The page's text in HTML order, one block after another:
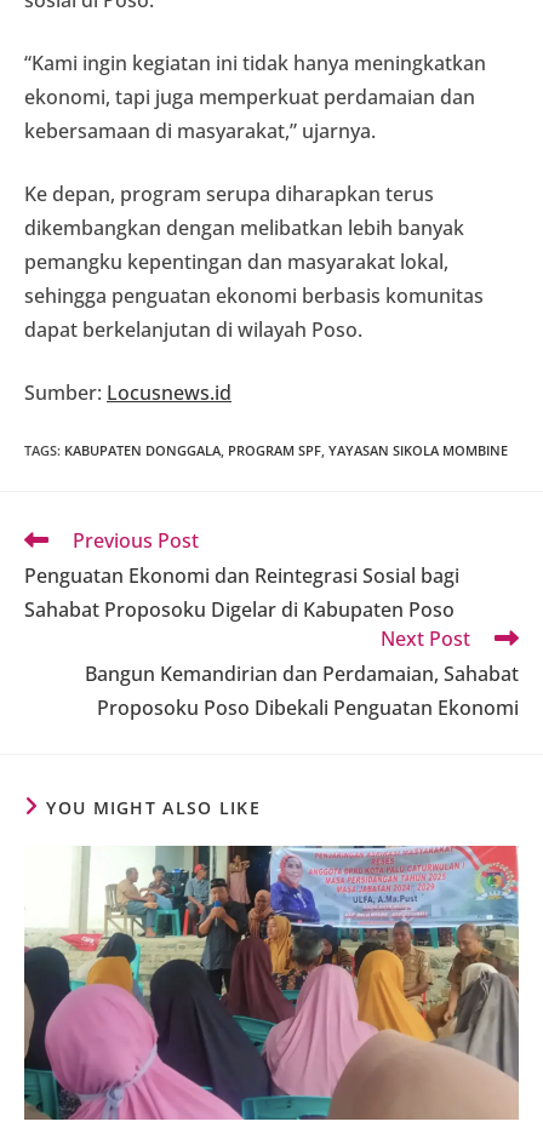
“Kami ingin kegiatan ini tidak hanya meningkatkan
ekonomi, tapi juga memperkuat perdamaian dan
kebersamaan di masyarakat,” ujarnya.
Ke depan, program serupa diharapkan terus
dikembangkan dengan melibatkan lebih banyak
pemangku kepentingan dan masyarakat lokal,
sehingga penguatan ekonomi berbasis komunitas
dapat berkelanjutan di wilayah Poso.
Sumber: Locusnews.id
TAGS: KABUPATEN DONGGALA PROGRAM SPF YAYASAN SIKOLA MOMBINE
Read
articles
Previous Post
Penguatan Ekonomi dan Reintegrasi Sosial bagi
Sahabat Proposoku Digelar di Kabupaten Poso
Next Post
Bangun Kemandirian dan Perdamaian, Sahabat
Proposoku Poso Dibekali Penguatan Ekonomi
YOU MIGHT ALSO LIKE